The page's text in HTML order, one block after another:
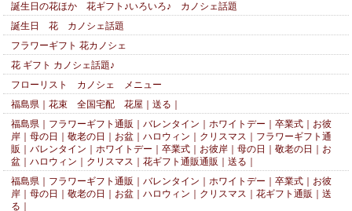
誕生日の花ほか 花ギフト♪いろいろ♪ カノシェ話題
誕生日 花 カノシェ話題
フラワーギフト 花カノシェ
花 ギフト カノシェ話題♪
フローリスト カノシェ メニュー
福島県｜花束 全国宅配 花屋｜送る｜
福島県｜フラワーギフト通販｜バレンタイン｜ホワイトデー｜卒業式｜お彼
岸｜母の日｜敬老の日｜お盆｜ハロウィン｜クリスマス｜フラワーギフト通
販｜バレンタイン｜ホワイトデー｜卒業式｜お彼岸｜母の日｜敬老の日｜お
盆｜ハロウィン｜クリスマス｜花ギフト通販通販｜送る｜
福島県｜フラワーギフト通販｜バレンタイン｜ホワイトデー｜卒業式｜お彼
岸｜母の日｜敬老の日｜お盆｜ハロウィン｜クリスマス｜花ギフト通販｜送
る｜